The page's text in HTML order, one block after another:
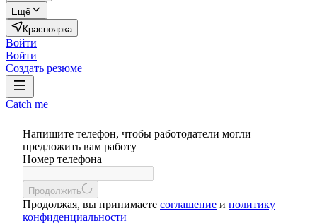
Ещё
Красноярка
Войти
Войти
Создать резюме
Catch me
Напишите телефон, чтобы работодатели могли
предложить вам работу
Номер телефона
Продолжить
Продолжая, вы принимаете соглашение и политику
конфиденциальности